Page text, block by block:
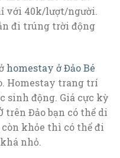
với 40k/lượt/người.
đi trúng trời động
homestay ở Đảo Bé
Homestay trang trí
sinh động. Giá cực kỳ
trên Đảo bạn có thể di
khỏe thì có thể đi
nhỏ.